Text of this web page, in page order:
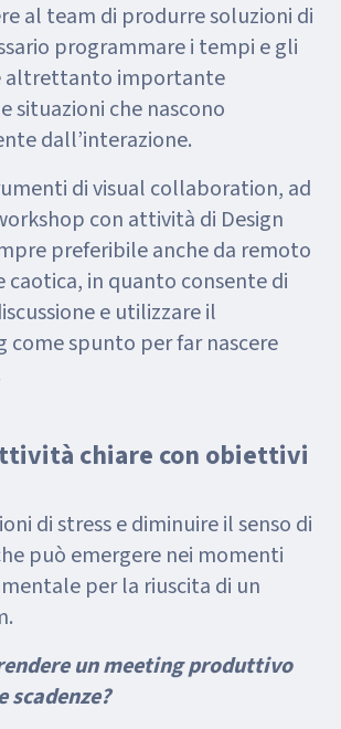
al team di produrre soluzioni di
programmare i tempi e gli
altrettanto importante
situazioni che nascono
dall’interazione.
di visual collaboration, ad
con attività di Design
preferibile anche da remoto
caotica, in quanto consente di
e utilizzare il
come spunto per far nascere
chiare con obiettivi
di stress e diminuire il senso di
può emergere nei momenti
per la riuscita di un
un meeting produttivo
scadenze?